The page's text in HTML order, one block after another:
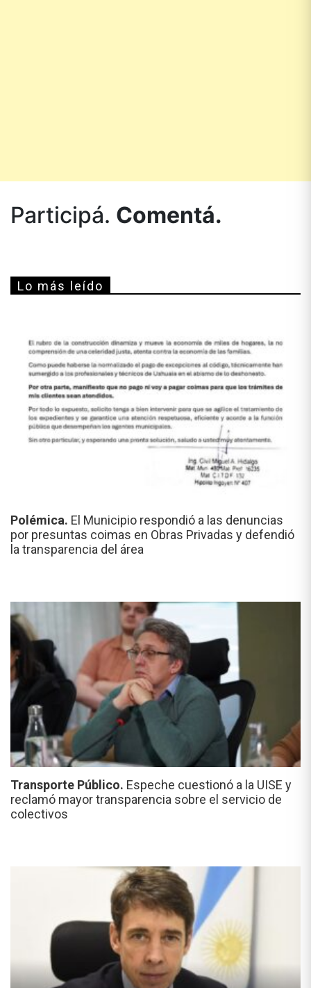
Participá. Comentá.
Lo más leído
Polémica. El Municipio respondió a las denuncias
por presuntas coimas en Obras Privadas y defendió
la transparencia del área
Transporte Público. Espeche cuestionó a la UISE y
reclamó mayor transparencia sobre el servicio de
colectivos